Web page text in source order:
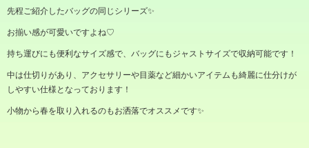
先程ご紹介したバッグの同じシリーズ✨
お揃い感が可愛いですよね♡
持ち運びにも便利なサイズ感で、バッグにもジャストサイズで収納可能です！
中は仕切りがあり、アクセサリーや目薬など細かいアイテムも綺麗に仕分けが
しやすい仕様となっております！
小物から春を取り入れるのもお洒落でオススメです✨